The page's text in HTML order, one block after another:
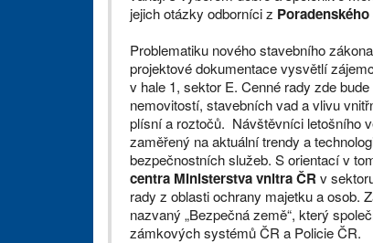
jejich otázky odborníci z
Problematiku nového stavebního
projektové dokumentace vysvětlí
v hale 1, sektor E. Cenné rady zde
nemovitostí, stavebních vad a vlivu
plísní a roztočů. Návštěvníci letošního
zaměřený na aktuální trendy a
bezpečnostních služeb. S orientací v
centra Ministerstva vnitra ČRv
rady z oblasti ochrany majetku a osob.
nazvaný „Bezpečná země“, který
zámkových systémů ČR a Policie ČR.